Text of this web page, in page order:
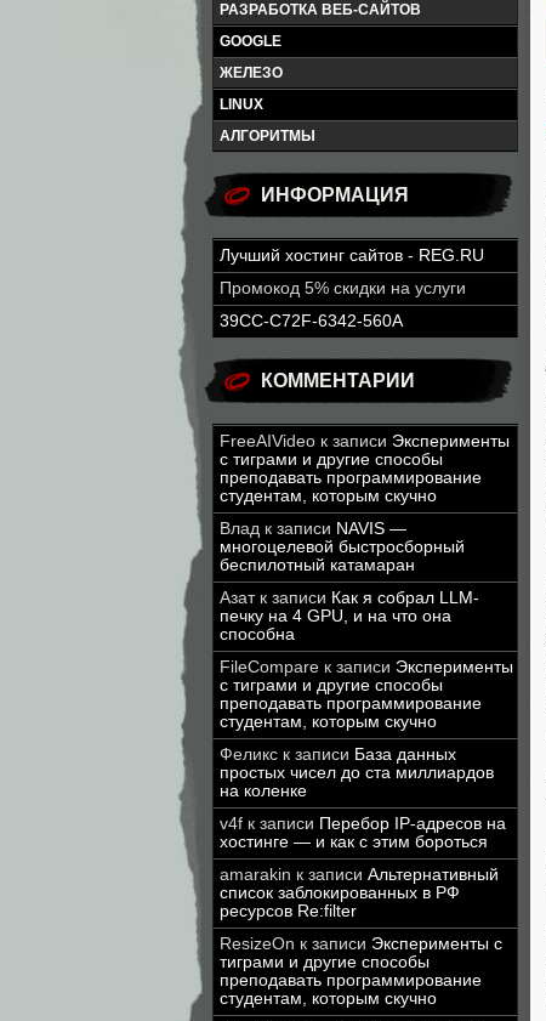
РАЗРАБОТКА ВЕБ-САЙТОВ
GOOGLE
ЖЕЛЕЗО
LINUX
АЛГОРИТМЫ
ИНФОРМАЦИЯ
Лучший хостинг сайтов - REG.RU
Промокод 5% скидки на услуги
39CC-C72F-6342-560A
КОММЕНТАРИИ
FreeAIVideo к записи Эксперименты
с тиграми и другие способы
преподавать программирование
студентам, которым скучно
Влад к записи NAVIS —
многоцелевой быстросборный
беспилотный катамаран
Азатк записи Как я собрал LLM-
печку на 4 GPU, и на что она
способна
FileCompare к записи Эксперименты
с тиграми и другие способы
преподавать программирование
студентам, которым скучно
Феликс к записи База данных
простых чисел до ста миллиардов
на коленке
v4f к записи Перебор IP-адресов на
хостинге — и как с этим бороться
amarakin к записи Альтернативный
список заблокированных в РФ
ресурсов Re:filter
ResizeOn к записи Эксперименты с
тиграми и другие способы
преподавать программирование
студентам, которым скучно